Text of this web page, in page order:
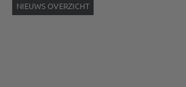
NIEUWS OVERZICHT